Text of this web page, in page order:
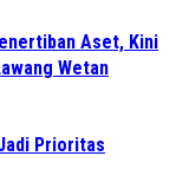
Aset, Kini
Wetan
Prioritas